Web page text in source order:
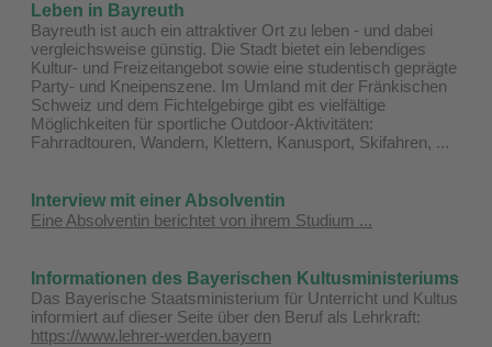
Leben in Bayreuth
Bayreuth ist auch ein attraktiver Ort zu leben - und dabei
vergleichsweise günstig. Die Stadt bietet ein lebendiges
Kultur- und Freizeitangebot sowie eine studentisch geprägte
Party- und Kneipenszene. Im Umland mit der Fränkischen
Schweiz und dem Fichtelgebirge gibt es vielfältige
Möglichkeiten für sportliche Outdoor-Aktivitäten:
Fahrradtouren, Wandern, Klettern, Kanusport, Skifahren, ...
Interview mit einer Absolventin
Eine Absolventin berichtet von ihrem Studium ...
Informationen des Bayerischen Kultusministeriums
Das Bayerische Staatsministerium für Unterricht und Kultus
informiert auf dieser Seite über den Beruf als Lehrkraft:
https://www.lehrer-werden.bayern